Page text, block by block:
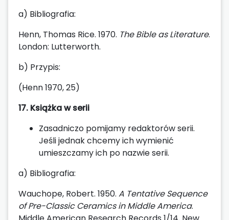
a) Bibliografia:
Henn, Thomas Rice. 1970. The Bible as Literature.
London: Lutterworth.
b) Przypis:
(Henn 1970, 25)
17. Książka w serii
Zasadniczo pomijamy redaktorów serii.
Jeśli jednak chcemy ich wymienić
umieszczamy ich po nazwie serii.
a) Bibliografia:
Wauchope, Robert. 1950. A Tentative Sequence
of Pre-Classic Ceramics in Middle America.